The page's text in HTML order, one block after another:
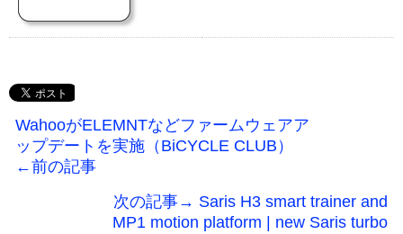
WahooがELEMNTなどファームウェアア
ップデートを実施（BiCYCLE CLUB）
←前の記事
次の記事→ Saris H3 smart trainer and
MP1 motion platform | new Saris turbo